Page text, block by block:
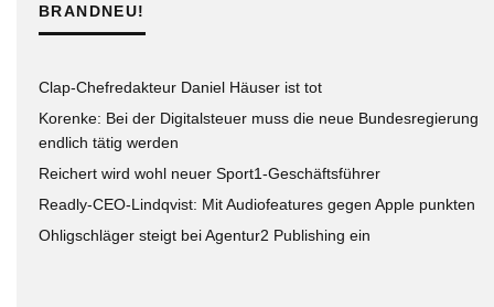
BRANDNEU!
Clap-Chefredakteur Daniel Häuser ist tot
Korenke: Bei der Digitalsteuer muss die neue Bundesregierung
endlich tätig werden
Reichert wird wohl neuer Sport1-Geschäftsführer
Readly-CEO-Lindqvist: Mit Audiofeatures gegen Apple punkten
Ohligschläger steigt bei Agentur2 Publishing ein